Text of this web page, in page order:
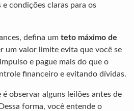
condições claras para os
defina um teto máximo de
um valor limite evita que você se
e pague mais do que o
financeiro e evitando dívidas.
observar alguns leilões antes de
forma, você entende o